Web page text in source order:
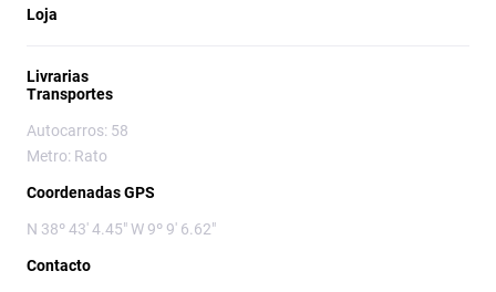
Loja
Livrarias
Transportes
Autocarros: 58
Metro: Rato
Coordenadas GPS
N 38º 43' 4.45" W 9º 9' 6.62"
Contacto